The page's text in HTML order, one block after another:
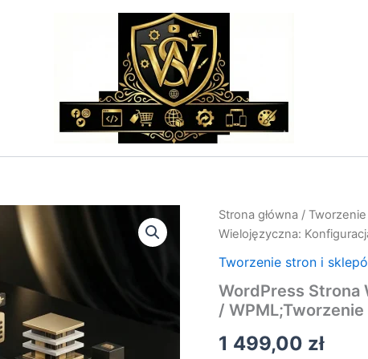
Strona główna /
Wielojęzyczna:
Tworzenie stron i
WordPress Strona
/
1 499,00 zł
ilość
WordPress
Strona
Wielojęzyczna:
Polylang
/
Stron